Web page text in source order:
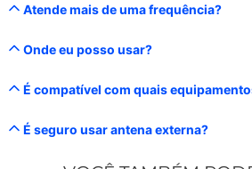
Atende mais de uma frequência?
Onde eu posso usar?
É compatível com quais
É seguro usar antena externa?